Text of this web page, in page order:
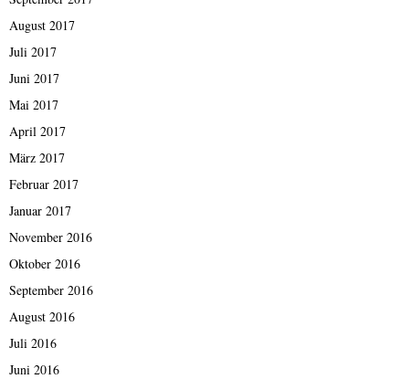
August 2017
Juli 2017
Juni 2017
Mai 2017
April 2017
März 2017
Februar 2017
Januar 2017
November 2016
Oktober 2016
September 2016
August 2016
Juli 2016
Juni 2016